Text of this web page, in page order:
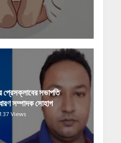
প্রেসক্লাবের সভাপতি
সম্পাদক সোহাগ
137 Views